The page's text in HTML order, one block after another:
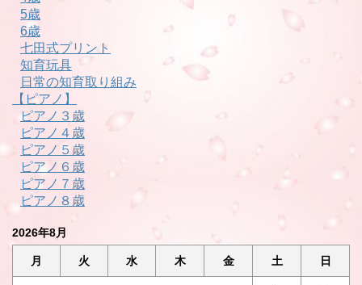
5歳
6歳
七田式プリント
知育玩具
日常の知育取り組み
【ピアノ】
ピアノ３歳
ピアノ４歳
ピアノ５歳
ピアノ６歳
ピアノ７歳
ピアノ８歳
2026年8月
月 火 水 木 金 土 日